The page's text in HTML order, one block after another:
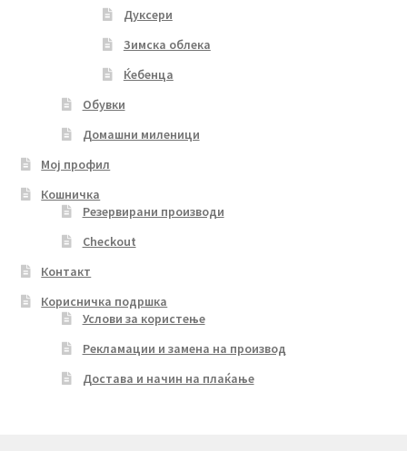
Дуксери
Зимска облека
Ќебенца
Обувки
Домашни миленици
Мој профил
Кошничка
Резервирани производи
Checkout
Контакт
Корисничка подршка
Услови за користење
Рекламации и замена на производ
Достава и начин на плаќање